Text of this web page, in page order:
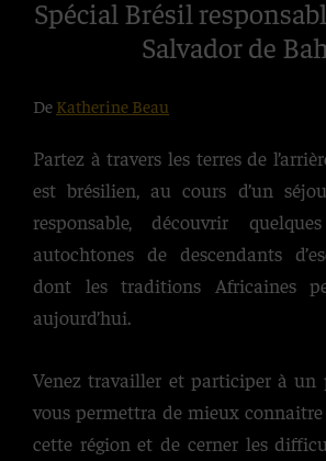
Spécial Brésil
Salvador de
De Katherine Beau
Partez à travers les terres de
est brésilien, au cours d’un
responsable, découvrir
autochtones de descendants
dont les traditions Africaines
aujourd’hui.
Venez travailler et participer à un
vous permettra de mieux
cette région et de cerner les